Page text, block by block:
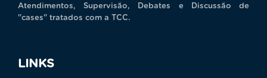
Atendimentos, Supervisão, Debates e Discussão de
"cases" tratados com a TCC.
LINKS